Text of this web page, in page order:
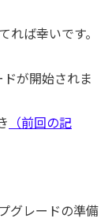
ば幸いです。
が開始されま
（前回の記
グレードの準備